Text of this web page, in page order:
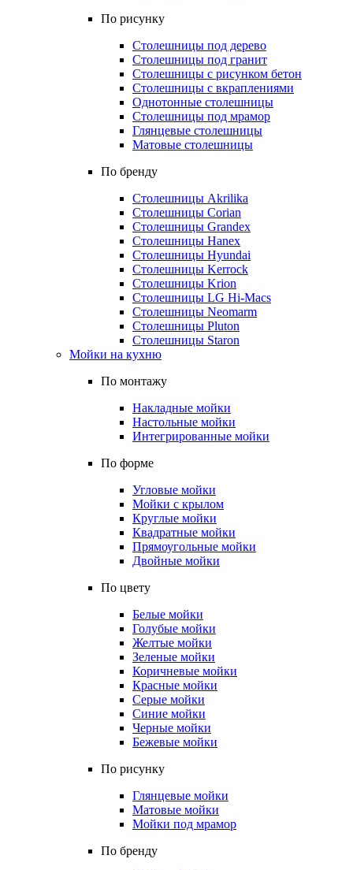
По рисунку
Столешницы под дерево
Столешницы под гранит
Столешницы с рисунком бетон
Столешницы с вкраплениями
Однотонные столешницы
Столешницы под мрамор
Глянцевые столешницы
Матовые столешницы
По бренду
Столешницы Akrilika
Столешницы Corian
Столешницы Grandex
Столешницы Hanex
Столешницы Hyundai
Столешницы Kerrock
Столешницы Krion
Столешницы LG Hi-Macs
Столешницы Neomarm
Столешницы Pluton
Столешницы Staron
Мойки на кухню
По монтажу
Накладные мойки
Настольные мойки
Интегрированные мойки
По форме
Угловые мойки
Мойки с крылом
Круглые мойки
Квадратные мойки
Прямоугольные мойки
Двойные мойки
По цвету
Белые мойки
Голубые мойки
Желтые мойки
Зеленые мойки
Коричневые мойки
Красные мойки
Серые мойки
Синие мойки
Черные мойки
Бежевые мойки
По рисунку
Глянцевые мойки
Матовые мойки
Мойки под мрамор
По бренду